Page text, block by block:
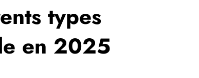
types
en 2025